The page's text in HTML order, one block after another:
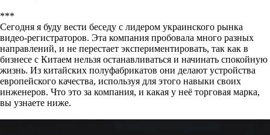
***
Сегодня я буду вести беседу с лидером украинского рынка
видео-регистраторов. Эта компания пробовала много разных
направлений, и не перестает экспериментировать, так как в
бизнесе с Китаем нельзя останавливаться и начинать спокойную
жизнь. Из китайских полуфабрикатов они делают устройства
европейского качества, используя для этого навыки своих
инженеров. Что это за компания, и какая у неё торговая марка,
вы узнаете ниже.